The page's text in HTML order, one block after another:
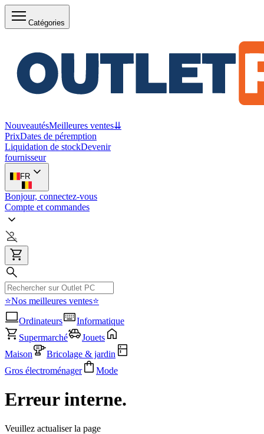
Catégories
NouveautésMeilleures ventes⇊
PrixDates de péremption
Liquidation de stockDevenir
fournisseur
FR
Bonjour, connectez-vous
Compte et commandes
⭐Nos meilleures ventes⭐
Ordinateurs
Informatique
Supermarché
Jouets
Maison
Bricolage & jardin
Gros électroménager
Mode
Erreur interne.
Veuillez actualiser la page